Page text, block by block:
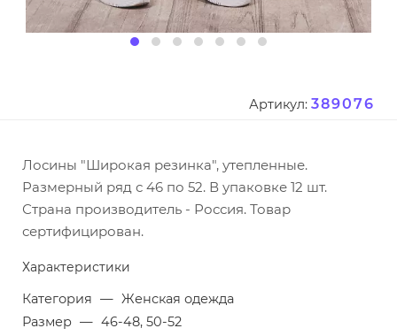
Артикул: 389076
Лосины "Широкая резинка", утепленные.
Размерный ряд с 46 по 52. В упаковке 12 шт.
Страна производитель - Россия. Товар
сертифицирован.
Характеристики
Категория — Женская одежда
Размер — 46-48, 50-52